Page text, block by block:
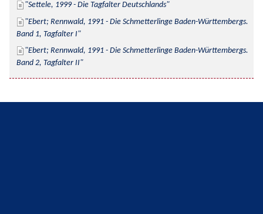
Settele, 1999 - Die Tagfalter Deutschlands
Ebert; Rennwald, 1991 - Die Schmetterlinge Baden-Württembergs.
Band 1, Tagfalter I
Ebert; Rennwald, 1991 - Die Schmetterlinge Baden-Württembergs.
Band 2, Tagfalter II